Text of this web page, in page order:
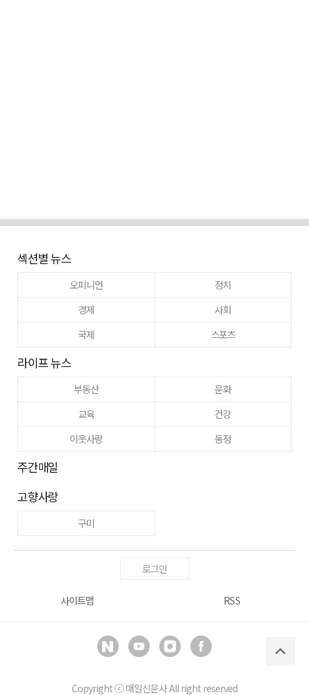
섹션별 뉴스
오피니언
정치
경제
사회
국제
스포츠
라이프 뉴스
부동산
문화
교육
건강
이웃사랑
동정
주간매일
고향사랑
구미
로그인
사이트맵 RSS
Copyright ⓒ매일신문사All right reserved